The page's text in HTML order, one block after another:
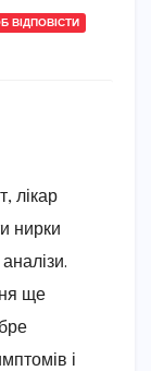
ВІДПОВІСТИ
лікар
нирки
ще
і